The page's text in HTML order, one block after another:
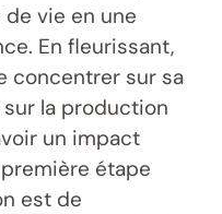
vie en une
En fleurissant,
concentrer sur sa
la production
un impact
étape
est de